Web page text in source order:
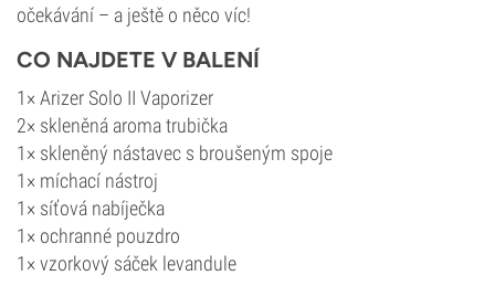
očekávání – a ještě o něco víc!
CO NAJDETE V BALENÍ
1× Arizer Solo II Vaporizer
2× skleněná aroma trubička
1× skleněný nástavec s broušeným spoje
1× míchací nástroj
1× síťová nabíječka
1× ochranné pouzdro
1× vzorkový sáček levandule